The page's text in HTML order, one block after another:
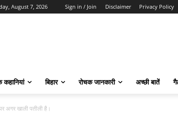
August 7, 2026 Sign in / Join Disclaimer Privacy Policy
कहानियां बिहार रोचक जानकारी अच्छी बातें
अगर खाली पतीली है।